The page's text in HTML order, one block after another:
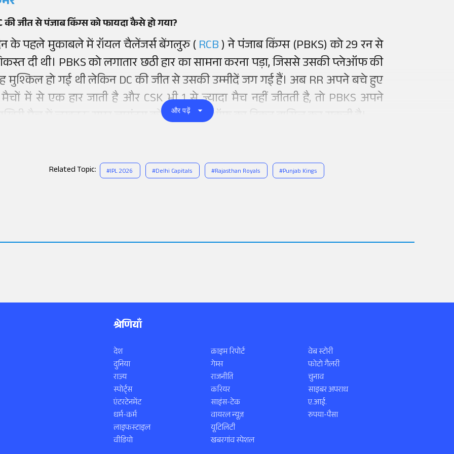
की जीत से पंजाब किंग्स को फायदा कैसे हो गया?
के पहले मुकाबले में रॉयल चैलेंजर्स बेंगलुरु (RCB) ने पंजाब किंग्स (PBKS) को 29 रन से
दी थी। PBKS को लगातार छठी हार का सामना करना पड़ा, जिससे उसकी प्लेऑफ की
मुश्किल हो गई थी लेकिन DC की जीत से उसकी उम्मीदें जग गई हैं। अब RR अपने बचे हुए
में से एक हार जाती है और CSK भी 1 से ज्यादा मैच नहीं जीतती है, तो PBKS अपने
आखिरी मैच में लखनऊ सुपर जायंट्स को हराकर प्लेऑफ का टिकट हासिल कर सकती है।
और पढ़ें
Related Topic: #IPL 2026 #Delhi Capitals #Rajasthan Royals #Punjab Kings
श्रेणियाँ
देश
दुनिया
राज्य
स्पोर्ट्स
एंटरटेनमेंट
धर्म-कर्म
लाइफस्टाइल
वीडियो
क्राइम रिपोर्ट
गेम्स
राजनीति
करियर
साइंस-टेक
वायरल न्यूज़
यूटिलिटी
खबरगांव स्पेशल
वेब स्टोरी
फोटो गैलरी
चुनाव
साइबर अपराध
ए.आई.
रुपया-पैसा